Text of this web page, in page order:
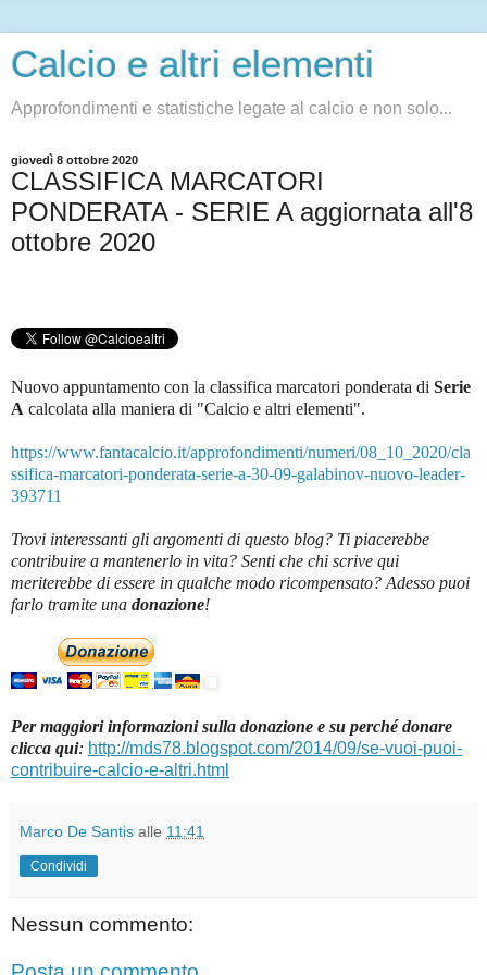
Calcio e altri elementi
Approfondimenti e statistiche legate al calcio e non solo...
giovedì 8 ottobre 2020
CLASSIFICA MARCATORI
PONDERATA - SERIE A aggiornata all'8
ottobre 2020
Nuovo appuntamento con la classifica marcatori ponderata di Serie
A calcolata alla maniera di "Calcio e altri elementi".
https://www.fantacalcio.it/approfondimenti/numeri/08_10_2020/cla
ssifica-marcatori-ponderata-serie-a-30-09-galabinov-nuovo-leader-
393711
Trovi interessanti gli argomenti di questo blog? Ti piacerebbe
contribuire a mantenerlo in vita? Senti che chi scrive qui
meriterebbe di essere in qualche modo ricompensato? Adesso puoi
farlo tramite una donazione!
Per maggiori informazioni sulla donazione e su perché donare
clicca qui: http://mds78.blogspot.com/2014/09/se-vuoi-puoi-
contribuire-calcio-e-altri.html
Marco De Santis alle 11:41
Condividi
Nessun commento: